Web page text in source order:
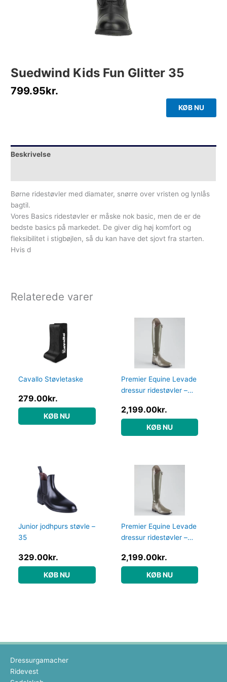
Suedwind Kids Fun Glitter 35
799.95kr.
KØB NU
Beskrivelse
Børne ridestøvler med diamater, snørre over vristen og lynlås
bagtil.
Vores Basics ridestøvler er måske nok basic, men de er de
bedste basics på markedet. De giver dig høj komfort og
fleksibilitet i stigbøjlen, så du kan have det sjovt fra starten.
Hvis d
Relaterede varer
Cavallo Støvletaske
279.00kr.
KØB NU
Premier Equine Levade
dressur ridestøvler –
2,199.00kr.
KØB NU
Junior jodhpurs støvle –
35
329.00kr.
KØB NU
Premier Equine Levade
dressur ridestøvler –
2,199.00kr.
KØB NU
Dressurgamacher
Ridevest